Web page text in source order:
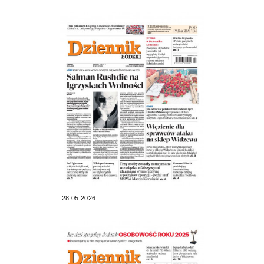
28.05.2026